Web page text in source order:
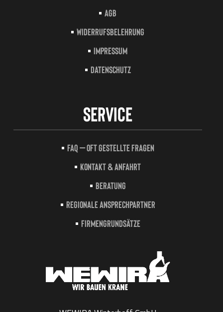
AGB
Widerrufsbelehrung
Impressum
Datenschutz
Service
FAQ – Oft gestellte Fragen
Kontakt & Anfahrt
Beratung
Regionale Ansprechpartner
Firmengrundsätze